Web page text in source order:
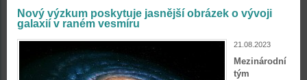
Nový výzkum poskytuje jasnější obrázek o vývoji
galaxií v raném vesmíru
21.08.2023
Mezinárodní
tým